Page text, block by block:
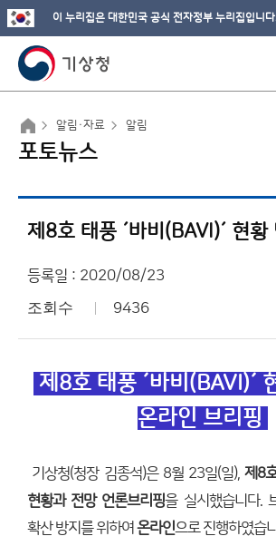
이 누리집은 대한민국 공식 전자정부 누리집입니
알림·자료 알림
포토뉴스
등록일 : 2020/08/23
조회수 9436
제8호 태풍 ´바비(BAVI)´
온라인 브리핑
기상청(청장 김종석)은 8월 23일(일),제8
현황과 전망 언론브리핑을 실시했습니다.
확산 방지를 위하여 온라인으로 진행하였습